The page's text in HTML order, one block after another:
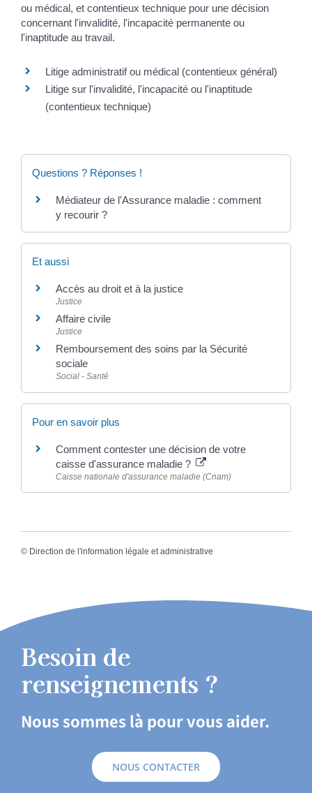
ou médical, et contentieux technique pour une décision
concernant l'invalidité, l'incapacité permanente ou
l'inaptitude au travail.
Litige administratif ou médical (contentieux général)
Litige sur l'invalidité, l'incapacité ou l'inaptitude
(contentieux technique)
Questions ? Réponses !
Médiateur de l'Assurance maladie : comment
y recourir ?
Et aussi
Accès au droit et à la justice
Justice
Affaire civile
Justice
Remboursement des soins par la Sécurité
sociale
Social - Santé
Pour en savoir plus
Comment contester une décision de votre
caisse d'assurance maladie ?
Caisse nationale d'assurance maladie (Cnam)
© Direction de l'information légale et administrative
Besoin de
renseignements ?
Nous sommes là pour vous aider.
NOUS CONTACTER